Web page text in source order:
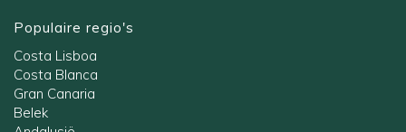
Populaire regio's
Costa Lisboa
Costa Blanca
Gran Canaria
Belek